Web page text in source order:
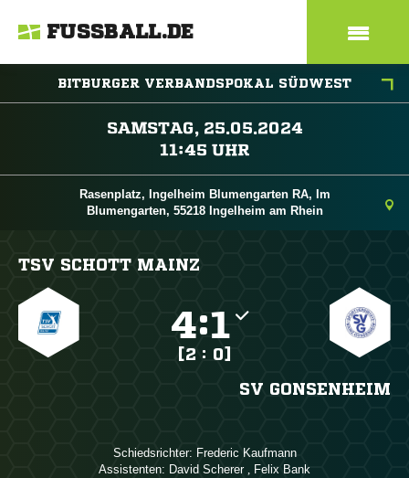
FUSSBALL.DE
BITBURGER VERBANDSPOKAL SÜDWEST
 
 
Rasenplatz, Ingelheim Blumengarten RA, Im
Blumengarten, 55218 Ingelheim am Rhein
TSV SCHOTT MAINZ
:
[2 : 0]
SV GONSENHEIM
Schiedsrichter:  
Assistenten:   ,  